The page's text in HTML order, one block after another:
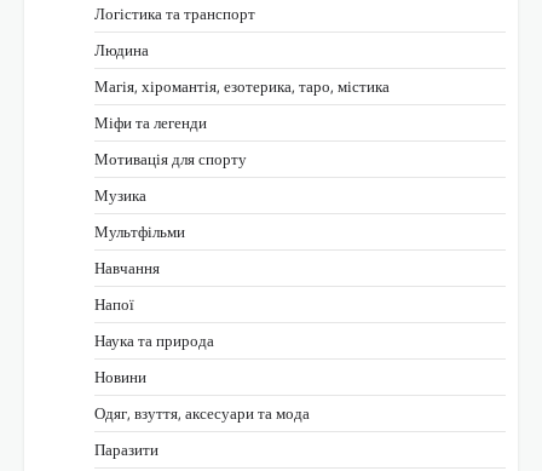
Логістика та транспорт
Людина
Магія, хіромантія, езотерика, таро, містика
Міфи та легенди
Мотивація для спорту
Музика
Мультфільми
Навчання
Напої
Наука та природа
Новини
Одяг, взуття, аксесуари та мода
Паразити